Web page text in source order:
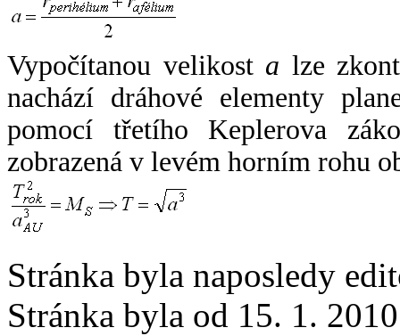
Vypočítanou velikost a lze
nachází dráhové elementy
pomocí třetího Keplerova
zobrazená v levém horním rohu
Stránka byla naposledy
Stránka byla od 15. 1.